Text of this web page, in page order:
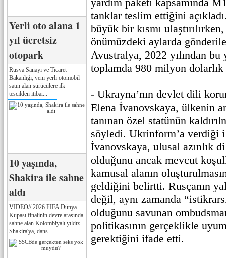
Yerli oto alana 1
yıl ücretsiz
otopark
Rusya Sanayi ve Ticaret
Bakanlığı, yeni yerli otomobil
satın alan sürücülere ilk
tescilden itibar...
10 yaşında,
Shakira ile sahne
aldı
VIDEO// 2026 FIFA Dünya
Kupası finalinin devre arasında
sahne alan Kolombiyalı yıldız
Shakira'ya, dans ...
tanklar teslim ettiğini
büyük bir kısmı
önümüzdeki aylarda
Avustralya, 2022 yılından bu
toplamda 980 milyon dolarlık
- Ukrayna’nın devlet dili
Elena İvanovskaya, ülkenin
tanınan özel statünün
söyledi. Ukrinform’a verdiği
İvanovskaya, ulusal azınlık
olduğunu ancak mevcut
kamusal alanın
geldiğini belirtti. Rusçanın
değil, aynı zamanda
olduğunu savunan
politikasının gerçeklikle
gerektiğini ifade etti.